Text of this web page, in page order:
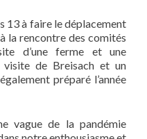
13 à faire le déplacement
la rencontre des comités
d’une ferme et une
visite de Breisach et un
préparé l’année
vague de la pandémie